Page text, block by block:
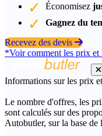
Économisez
Gagnez du
Recevez des devis
*Voir comment les prix et
Informations sur les prix
Le nombre d'offres, les
sont calculés sur des
Autobutler, sur la base